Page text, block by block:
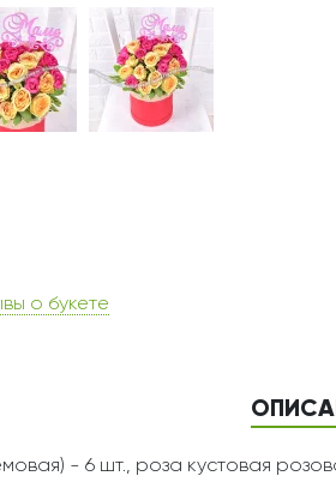
о букете
- 6 шт., роза кустовая